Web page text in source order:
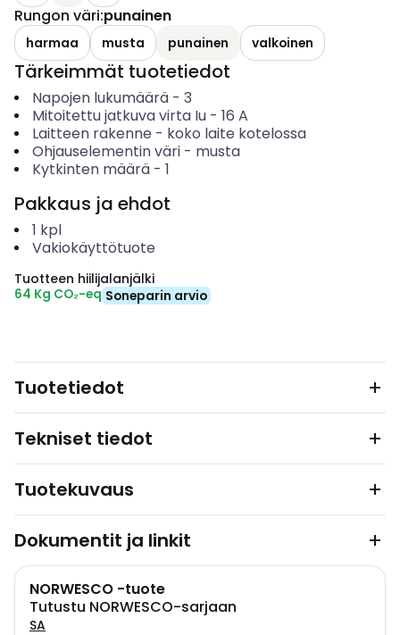
Rungon väri:punainen
harmaa musta punainen valkoinen
Tärkeimmät tuotetiedot
Napojen lukumäärä- 3
Mitoitettu jatkuva virta Iu- 16 A
Laitteen rakenne - koko laite kotelossa
Ohjauselementin väri- musta
Kytkinten määrä- 1
Pakkaus ja ehdot
1 kpl
Vakiokäyttötuote
Tuotteen hiilijalanjälki
64 Kg CO₂-eq Soneparin arvio
Tuotetiedot
Tekniset tiedot
Tuotekuvaus
Dokumentit ja linkit
NORWESCO -tuote
Tutustu NORWESCO-sarjaan
SA